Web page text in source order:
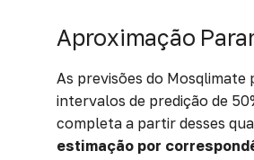
Aproximação
As previsões do
intervalos de predição de
completa a partir desses
estimação por